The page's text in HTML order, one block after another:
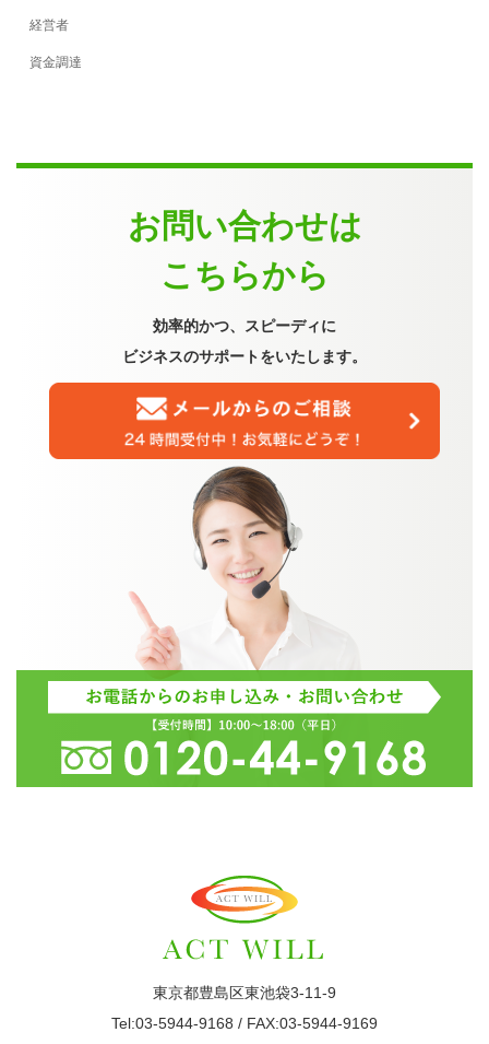
経営者
資金調達
お問い合わせは
こちらから
効率的かつ、スピーディに
ビジネスのサポートをいたします。
東京都豊島区東池袋3-11-9
Tel:03-5944-9168 / FAX:03-5944-9169